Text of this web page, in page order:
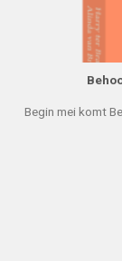
Begin mei komt